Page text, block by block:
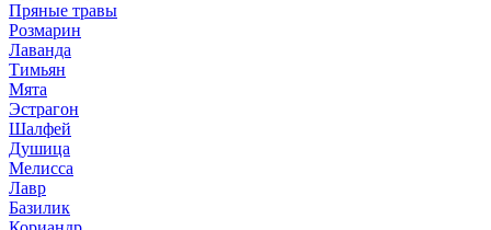
Пряные травы
Розмарин
Лаванда
Тимьян
Мята
Эстрагон
Шалфей
Душица
Мелисса
Лавр
Базилик